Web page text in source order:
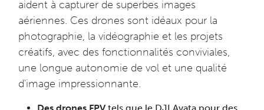
aident à capturer de superbes images
aériennes. Ces drones sont idéaux pour la
photographie, la vidéographie et les projets
créatifs, avec des fonctionnalités conviviales,
une longue autonomie de vol et une qualité
d'image impressionnante.